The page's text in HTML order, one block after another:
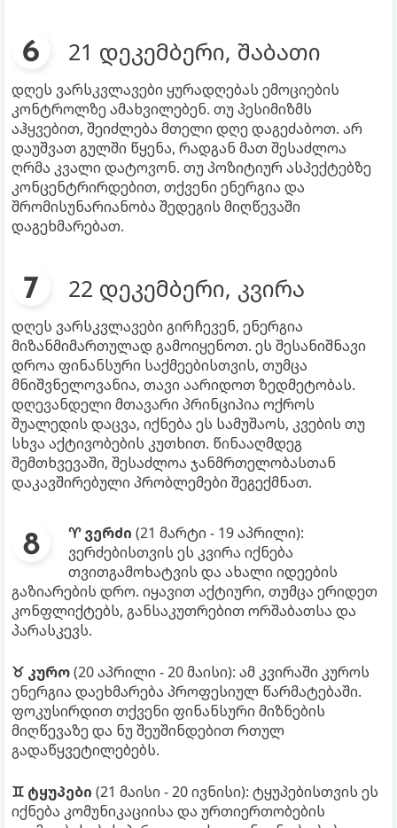
21 დეკემბერი, შაბათი
დღეს ვარსკვლავები ყურადღებას ემოციების
კონტროლზე ამახვილებენ. თუ პესიმიზმს
აჰყვებით, შეიძლება მთელი დღე დაგეძაბოთ. არ
დაუშვათ გულში წყენა, რადგან მათ შესაძლოა
ღრმა კვალი დატოვონ. თუ პოზიტიურ ასპექტებზე
კონცენტრირდებით, თქვენი ენერგია და
შრომისუნარიანობა შედეგის მიღწევაში
დაგეხმარებათ.
22 დეკემბერი, კვირა
დღეს ვარსკვლავები გირჩევენ, ენერგია
მიზანმიმართულად გამოიყენოთ. ეს შესანიშნავი
დროა ფინანსური საქმეებისთვის, თუმცა
მნიშვნელოვანია, თავი აარიდოთ ზედმეტობას.
დღევანდელი მთავარი პრინციპია ოქროს
შუალედის დაცვა, იქნება ეს სამუშაოს, კვების თუ
სხვა აქტივობების კუთხით. წინააღმდეგ
შემთხვევაში, შესაძლოა ჯანმრთელობასთან
დაკავშირებული პრობლემები შეგექმნათ.
♈ ვერძი (21 მარტი - 19 აპრილი):
ვერძებისთვის ეს კვირა იქნება
თვითგამოხატვის და ახალი იდეების
გაზიარების დრო. იყავით აქტიური, თუმცა ერიდეთ
კონფლიქტებს, განსაკუთრებით ორშაბათსა და
პარასკევს.
♉ კურო(20 აპრილი - 20 მაისი): ამ კვირაში კუროს
ენერგია დაეხმარება პროფესიულ წარმატებაში.
ფოკუსირდით თქვენი ფინანსური მიზნების
მიღწევაზე და ნუ შეუშინდებით რთულ
გადაწყვეტილებებს.
♊ ტყუპები (21 მაისი - 20 ივნისი): ტყუპებისთვის ეს
იქნება კომუნიკაციისა და ურთიერთობების